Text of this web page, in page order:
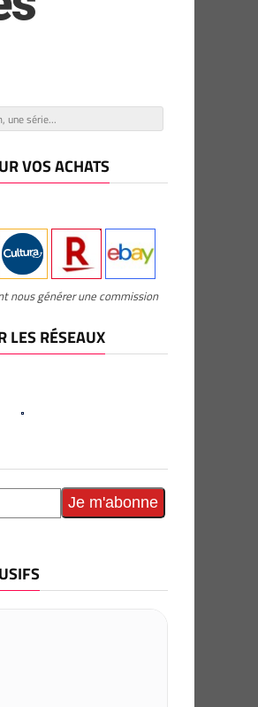
VOS ACHATS
nous générer une commission
LES RÉSEAUX